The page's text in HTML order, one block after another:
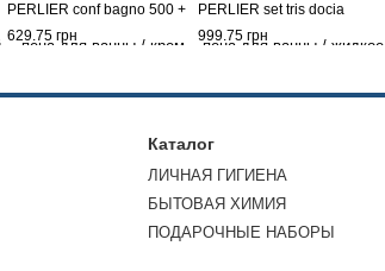
PERLIER conf bagno 500 +
crema corpo 250 muschio
bia
629.75 грн
PERLIER set tris docia
schiuma ml 250 + aqua prof
ml 200 + sap liq ml 250 fresia
999.75 грн
Каталог
ЛИЧНАЯ ГИГИЕНА
БЫТОВАЯ ХИМИЯ
ПОДАРОЧНЫЕ НАБОРЫ